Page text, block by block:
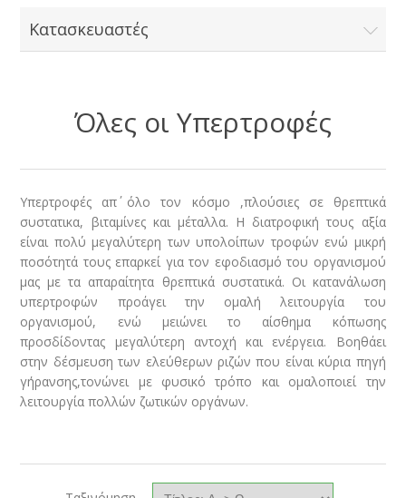
Κατασκευαστές
Όλες οι Υπερτροφές
Υπερτροφές απ΄ όλο τον κόσμο ,πλούσιες σε θρεπτικά
συστατικα, βιταμίνες και μέταλλα. Η διατροφική τους αξία
είναι πολύ μεγαλύτερη των υπολοίπων τροφών ενώ μικρή
ποσότητά τους επαρκεί για τον εφοδιασμό του οργανισμού
μας με τα απαραίτητα θρεπτικά συστατικά. Οι κατανάλωση
υπερτροφών προάγει την ομαλή λειτουργία του
οργανισμού, ενώ μειώνει το αίσθημα κόπωσης
προσδίδοντας μεγαλύτερη αντοχή και ενέργεια. Βοηθάει
στην δέσμευση των ελεύθερων ριζών που είναι κύρια πηγή
γήρανσης,τονώνει με φυσικό τρόπο και ομαλοποιεί την
λειτουργία πολλών ζωτικών οργάνων.